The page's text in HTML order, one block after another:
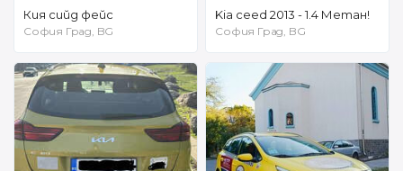
Кия сийд фейс
София Град, BG
Kia ceed 2013 - 1.4 Метан!
София Град, BG